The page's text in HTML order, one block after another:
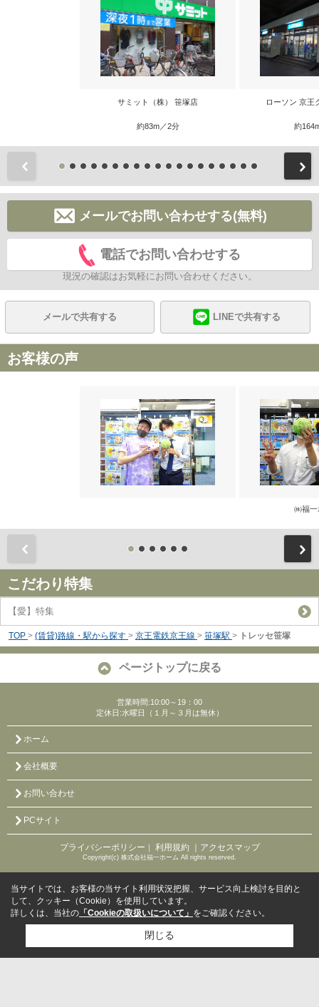
サミット（株） 笹塚店
約83m／2分
ローソン 京王
約
メールでお問い合わせする(無料)
電話でお問い合わせする
現況の確認はお気軽にお問い合わせください。
メールで共有する LINEで共有する
お客様の声
㈱福一
こだわり特集
【愛】特集
TOP > (賃貸)路線・駅から探す > 京王電鉄京王線 > 笹塚駅 > トレッセ笹塚
ページトップに戻る
営業時間:10:00～19：00
定休日:水曜日（１月～３月は無休）
ホーム
会社概要
お問い合わせ
PCサイト
プライバシーポリシー ｜ 利用規約 ｜アクセスマップ
Copyright(c) 株式会社福一ホーム All rights reserved.
当サイトでは、お客様の当サイト利用状況把握、サービス向上検討を目的と
して、クッキー（Cookie）を使用しています。
詳しくは、当社の 「Cookieの取扱いについて」 をご確認ください。
閉じる